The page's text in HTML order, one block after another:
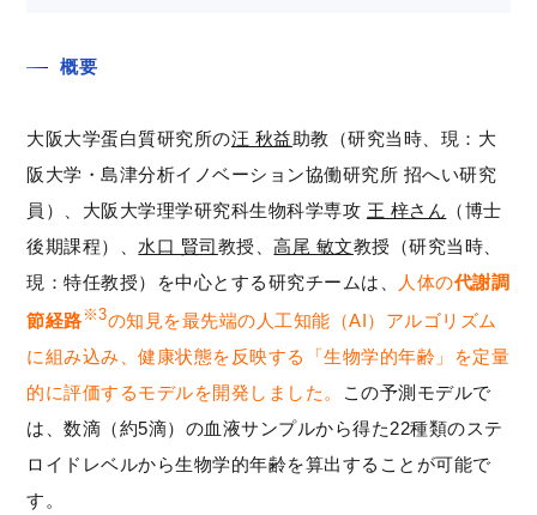
概要
大阪大学蛋白質研究所の汪 秋益助教（研究当時、現：大
阪大学・島津分析イノベーション協働研究所 招へい研究
員）、大阪大学理学研究科生物科学専攻 王 梓さん （博士
後期課程）、 水口 賢司教授、高尾 敏文教授（研究当時、
現：特任教授）を中心とする研究チームは、
人体の代謝調
節経路 ※3の知見を最先端の人工知能（AI）アルゴリズム
に組み込み、健康状態を反映する「生物学的年齢」を定量
的に評価するモデルを開発しました。
この予測モデルで
は、数滴（約5滴）の血液サンプルから得た22種類のステ
ロイドレベルから生物学的年齢を算出することが可能で
す。